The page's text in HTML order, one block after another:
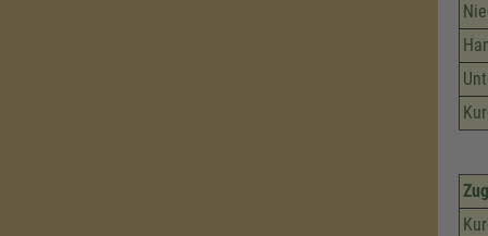
Zug